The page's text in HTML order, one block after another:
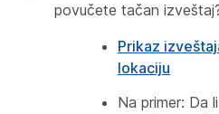
povučete tačan
Prikaz
lokaciju
Na primer: Da